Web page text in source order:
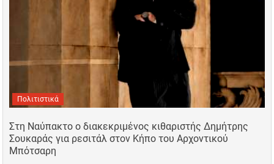
Πολιτιστικά
Στη Ναύπακτο ο διακεκριμένος κιθαριστής Δημήτρης
Σουκαράς για ρεσιτάλ στον Κήπο του Αρχοντικού
Μπότσαρη